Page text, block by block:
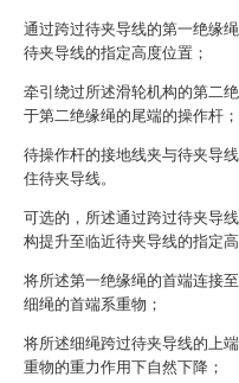
通过跨过待夹导线的第一绝缘
待夹导线的指定高度位置；
牵引绕过所述滑轮机构的第二
于第二绝缘绳的尾端的操作杆；
待操作杆的接地线夹与待夹导
住待夹导线。
可选的，所述通过跨过待夹导
构提升至临近待夹导线的指定
将所述第一绝缘绳的首端连接
细绳的首端系重物；
将所述细绳跨过待夹导线的上
重物的重力作用下自然下降；